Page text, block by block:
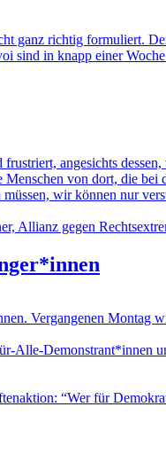
ganz richtig formuliert.
sind in knapp einer
angesichts
von dort, die bei
wir können nur
Vergangenen Montag
Alle-Demonstrant*innen
“Wer für